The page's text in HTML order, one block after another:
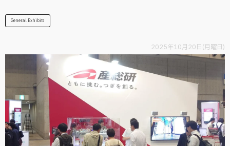
General Exhibits
2025年10月20日(月曜日)